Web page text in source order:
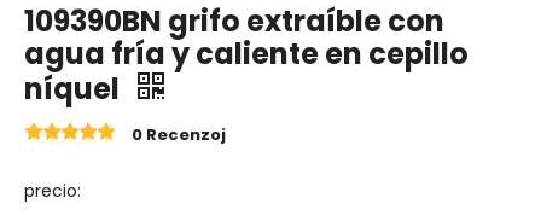
109390BN grifo extraíble con
agua fría y caliente en cepillo
níquel
0 Recenzoj
precio: